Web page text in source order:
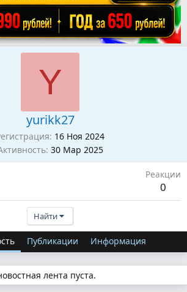
Y
yurikk27
16 Ноя 2024
30 Мар 2025
Реакции
0
Найти
Публикации Информация
лента пуста.